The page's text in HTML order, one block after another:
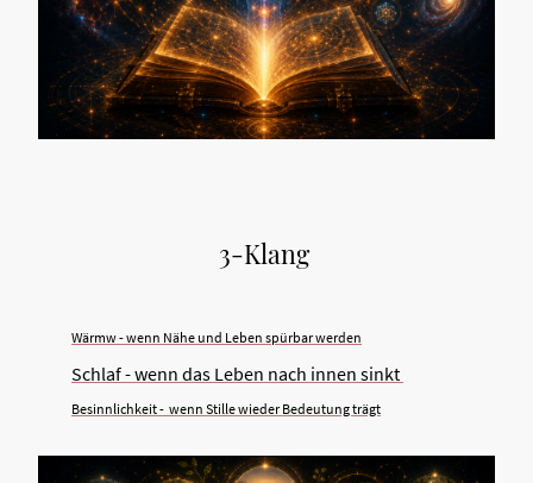
3-Klang
Wärmw - wenn Nähe und Leben spürbar werden
Schlaf - wenn das Leben nach innen sinkt
Besinnlichkeit - wenn Stille wieder Bedeutung trägt